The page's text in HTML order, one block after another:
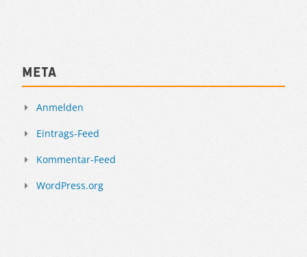
Meta
Anmelden
Eintrags-Feed
Kommentar-Feed
WordPress.org